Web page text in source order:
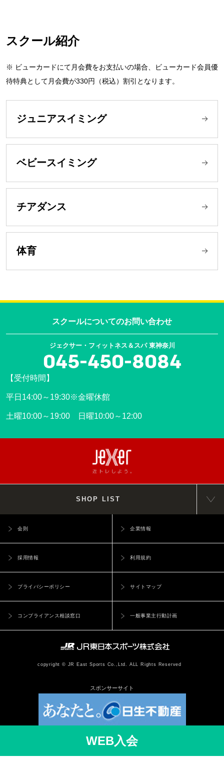
WEB入会
スクール紹介
※ ビューカードにて月会費をお支払いの場合、ビューカード会員優
待特典として月会費が330円（税込）割引となります。
ジュニアスイミング
ベビースイミング
チアダンス
体育
スクールについてのお問い合わせ
ジェクサー・フィットネス＆スパ 東神奈川
045-450-8084
【受付時間】
平日14:00～19:30※金曜休館
土曜10:00～19:00 日曜10:00～12:00
SHOP LIST
copyright © JR East Sports Co.,Ltd. ALL Rights Reserved
会則 企業情報
採用情報 利用規約
プライバシーポリシー サイトマップ
コンプライアンス相談窓口 一般事業主行動計画
スポンサーサイト